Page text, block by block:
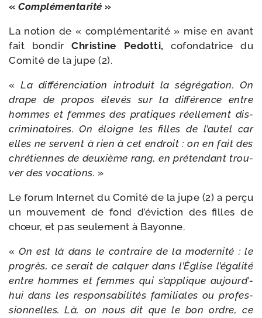
« Complémentarité »
La notion de « com­plé­men­ta­ri­té » mise en avant
fait bon­dir Christine Pedotti, cofon­da­trice du
Comité de la jupe (2).
« La dif­fé­ren­cia­tion intro­duit la ségré­ga­tion. On
drape de pro­pos éle­vés sur la dif­fé­rence entre
hommes et femmes des pra­tiques réel­le­ment dis­
cri­mi­na­toires. On éloigne les filles de l’au­tel car
elles ne servent à rien à cet endroit : on en fait des
chré­tiennes de deuxième rang, en pré­ten­dant trou­
ver des voca­tions. »
Le forum Internet du Comité de la jupe (2) a per­çu
un mou­ve­ment de fond d’é­vic­tion des filles de
chœur, et pas seule­ment à Bayonne.
« On est là dans le contraire de la moder­ni­té : le
pro­grès, ce serait de cal­quer dans l’Église l’é­ga­li­té
entre hommes et femmes qui s’ap­plique aujourd’­
hui dans les res­pon­sa­bi­li­tés fami­liales ou pro­fes­
sion­nelles. Là, on nous dit que le bon ordre, ce